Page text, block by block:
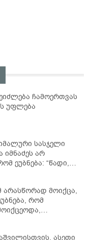
ჩამოერთვას
უფლება
სასჯელი
იმნაძეს არ
ეუბნება: “წადი,
ჩვენ ვამბობთ,
არასწორად მოიქცა,
რომ
სხვანაირად
ასეთი